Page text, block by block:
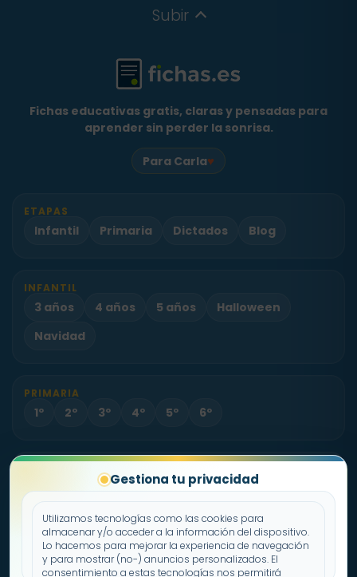
Gestiona tu privacidad
Utilizamos tecnologías como las cookies para
almacenar y/o acceder a la información del dispositivo.
Lo hacemos para mejorar la experiencia de navegación
y para mostrar (no-) anuncios personalizados. El
consentimiento a estas tecnologías nos permitirá
Subir
Fichas educativas gratis, claras y pensadas para
aprender sin perder la sonrisa.
Para Carla♥
ETAPAS
Infantil Primaria Dictados Blog
INFANTIL
3 años 4 años 5 años
Halloween
Navidad
PRIMARIA
1º 2º 3º 4º 5º 6º
Sobre Fichas.es Contacto
Política de cookies